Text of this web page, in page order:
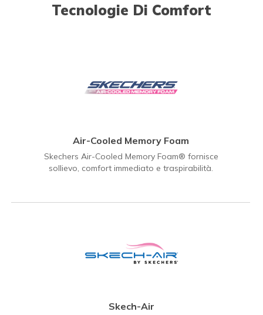
Tecnologie Di Comfort
Air-Cooled Memory Foam
Skechers Air-Cooled Memory Foam® fornisce
sollievo, comfort immediato e traspirabilità.
Skech-Air